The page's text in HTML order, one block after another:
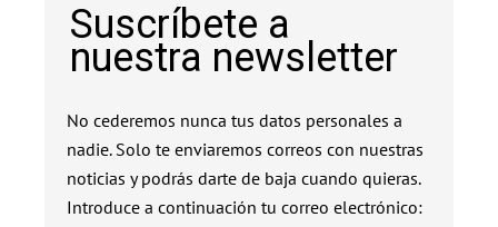
Suscríbete a
nuestra newsletter
No cederemos nunca tus datos personales a
nadie. Solo te enviaremos correos con nuestras
noticias y podrás darte de baja cuando quieras.
Introduce a continuación tu correo electrónico: